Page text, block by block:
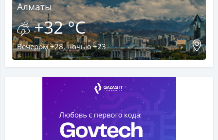
Алматы
+32 °C
Вечером +28, ночью +23